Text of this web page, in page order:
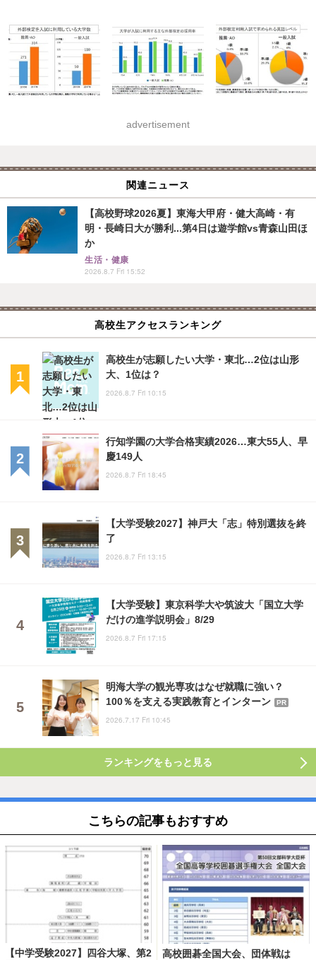
advertisement
関連ニュース
【高校野球2026夏】東海大甲府・健大高崎・有
明・長崎日大が勝利...第4日は遊学館vs青森山田ほ
か
生活・健康
2026.8.7 Fri 15:52
高校生アクセスランキング
高校生が志願したい大学・東北…2位は山形
大、1位は？
2026.8.7 Fri 10:15
行知学園の大学合格実績2026…東大55人、早
慶149人
2026.8.7 Fri 18:45
【大学受験2027】神戸大「志」特別選抜を終
了
2026.8.7 Fri 13:15
【大学受験】東京科学大や筑波大「国立大学
だけの進学説明会」8/29
2026.8.7 Fri 17:15
明海大学の観光専攻はなぜ就職に強い？
100％を支える実践教育とインターン
PR
2026.7.17 Fri 10:45
ランキングをもっと見る
こちらの記事もおすすめ
【中学受験2027】四谷大塚、第2
高校囲碁全国大会、団体戦は